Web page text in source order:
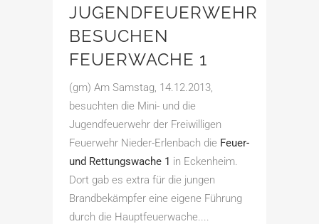
JUGENDFEUERWEHR
BESUCHEN
FEUERWACHE 1
(gm) Am Samstag, 14.12.2013,
besuchten die Mini- und die
Jugendfeuerwehr der Freiwilligen
Feuerwehr Nieder-Erlenbach die Feuer-
und Rettungswache 1 in Eckenheim.
Dort gab es extra für die jungen
Brandbekämpfer eine eigene Führung
durch die Hauptfeuerwache....